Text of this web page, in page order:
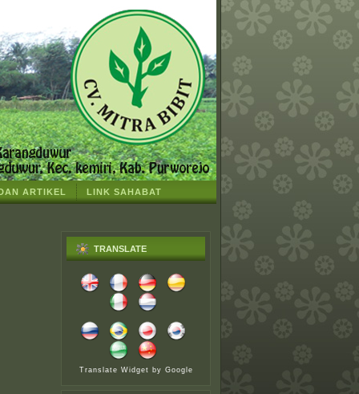
ARTIKEL LINK SAHABAT
TRANSLATE
Translate Widget by Google